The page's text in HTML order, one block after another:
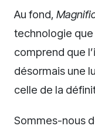
Au fond,
technologie que
comprend que
désormais une
celle de la
Sommes-nous